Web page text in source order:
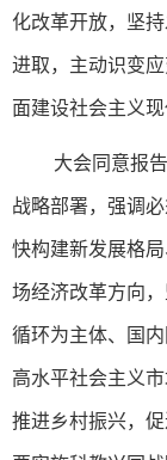
化改革开放，坚
进取，主动识变
面建设社会主义现
大会同意报
战略部署，强调
快构建新发展格
场经济改革方向
循环为主体、国
高水平社会主义
推进乡村振兴，